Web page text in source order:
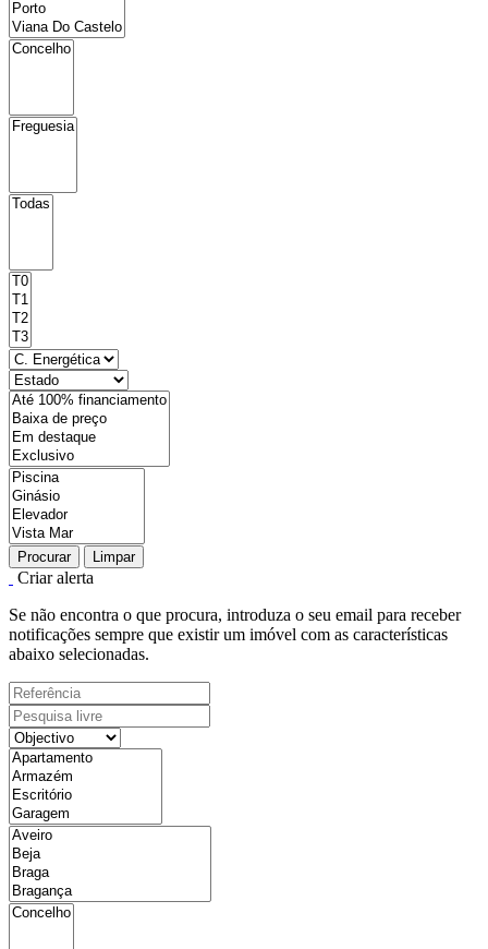
Procurar Limpar
Criar alerta
Se não encontra o que procura, introduza o seu email para receber
notificações sempre que existir um imóvel com as características
abaixo selecionadas.